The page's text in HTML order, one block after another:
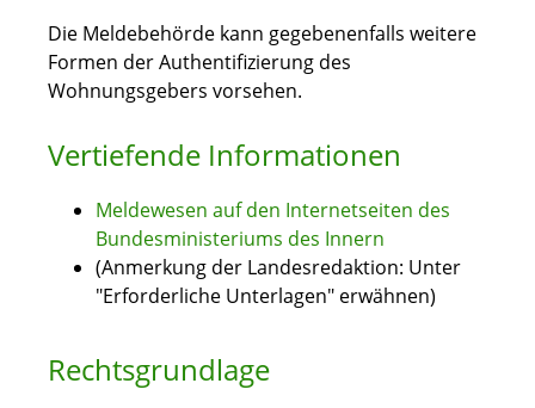
Die Meldebehörde kann gegebenenfalls weitere
Formen der Authentifizierung des
Wohnungsgebers vorsehen.
Vertiefende Informationen
Meldewesen auf den Internetseiten des
Bundesministeriums des Innern
(Anmerkung der Landesredaktion: Unter
"Erforderliche Unterlagen" erwähnen)
Rechtsgrundlage